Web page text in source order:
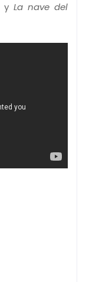
y La nave del